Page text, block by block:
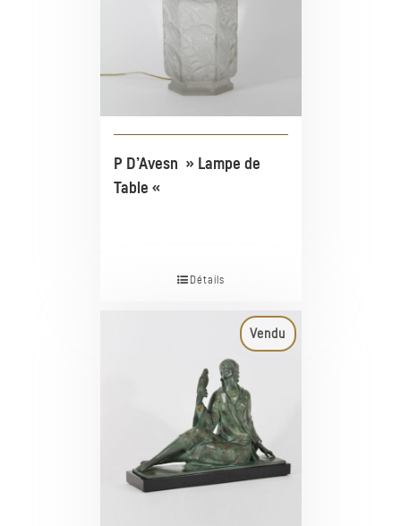
P D’Avesn » Lampe de
Table «
Détails
Vendu